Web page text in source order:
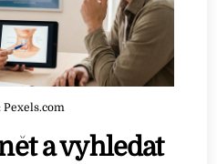
Pexels.com
a vyhledat